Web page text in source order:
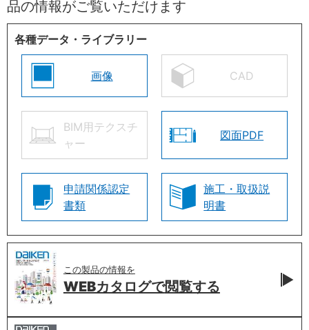
品の情報がご覧いただけます
各種データ・ライブラリー
画像 CAD
BIM用テクスチ
ャー
図面PDF
申請関係認定
書類
施工・取扱説
明書
この製品の情報を
WEBカタログで閲覧する